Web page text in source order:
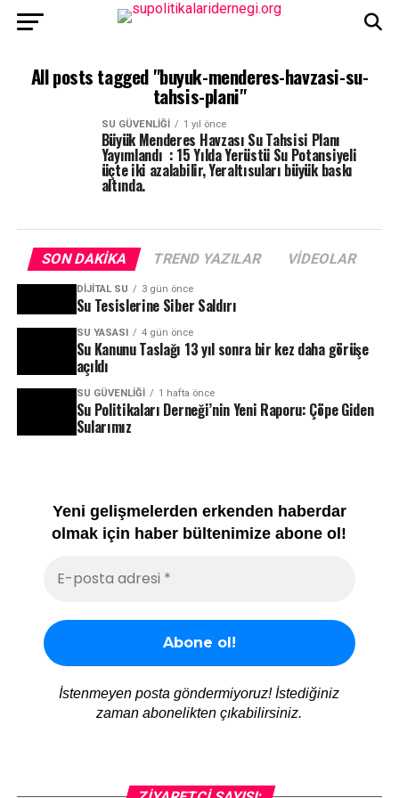
All posts tagged "buyuk-menderes-havzasi-su-
tahsis-plani"
SU GÜVENLIĞI 1 yıl önce
Büyük Menderes Havzası Su Tahsisi Planı
Yayımlandı : 15 Yılda Yerüstü Su Potansiyeli
üçte iki azalabilir, Yeraltısuları büyük baskı
altında.
SON DAKIKA TREND YAZILAR VIDEOLAR
DIJITAL SU 3 gün önce
Su Tesislerine Siber Saldırı
SU YASASI 4 gün önce
Su Kanunu Taslağı 13 yıl sonra bir kez daha görüşe
açıldı
SU GÜVENLIĞI 1 hafta önce
Su Politikaları Derneği’nin Yeni Raporu: Çöpe Giden
Sularımız
Yeni gelişmelerden erkenden haberdar
olmak için haber bültenimize abone ol!
İstenmeyen posta göndermiyoruz! İstediğiniz
zaman abonelikten çıkabilirsiniz.